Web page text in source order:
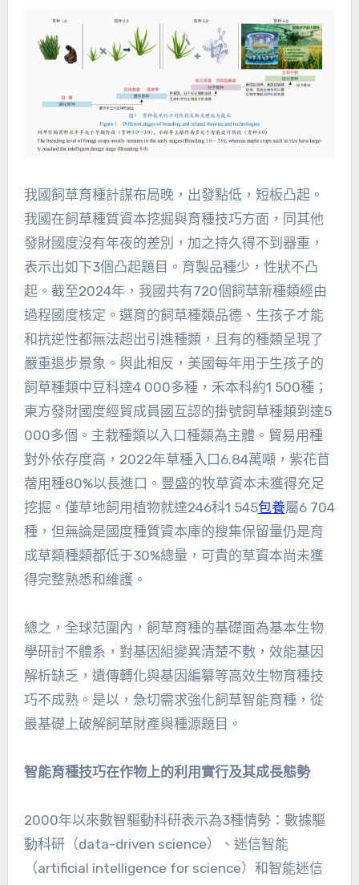
我國飼草育種計謀布局晚，出發點低，短板凸起。
我國在飼草種質資本挖掘與育種技巧方面，同其他
發財國度沒有年夜的差別，加之持久得不到器重，
表示出如下3個凸起題目。育製品種少，性狀不凸
起。截至2024年，我國共有720個飼草新種類經由
過程國度核定。選育的飼草種類品德、生孩子才能
和抗逆性都無法超出引進種類，且有的種類呈現了
嚴重退步景象。與此相反，美國每年用于生孩子的
飼草種類中豆科達4 000多種，禾本科約1 500種；
東方發財國度經貿成員國互認的掛號飼草種類到達5
000多個。主栽種類以入口種類為主體。貿易用種
對外依存度高，2022年草種入口6.84萬噸，紫花苜
蓿用種80%以長進口。豐盛的牧草資本未獲得充足
挖掘。僅草地飼用植物就達246科1 545包養屬6 704
種，但無論是國度種質資本庫的搜集保留量仍是育
成草類種類都低于30%總量，可貴的草資本尚未獲
得完整熟悉和維護。
總之，全球范圍內，飼草育種的基礎面為基本生物
學研討不體系，對基因組變異清楚不敷，效能基因
解析缺乏，遺傳轉化與基因編纂等高效生物育種技
巧不成熟。是以，急切需求強化飼草智能育種，從
最基礎上破解飼草財產與種源題目。
智能育種技巧在作物上的利用實行及其成長態勢
2000年以來數智驅動科研表示為3種情勢：數據驅
動科研（data-driven science）、迷信智能
（artificial intelligence for science）和智能迷信